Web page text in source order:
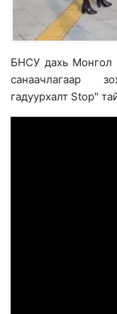
БНСУ дахь Монгол
санаачлагаар
гадуурхалт Stop"